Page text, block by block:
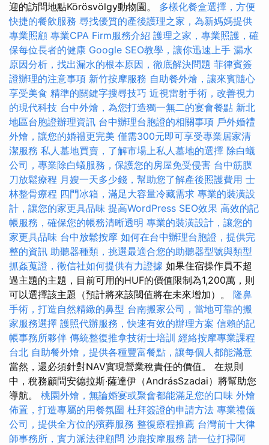
迎的訪問地點Körösvölgy動物園。 多樣化餐盒選擇，方便
快捷的餐飲服務 尋找優質的產後護理之家，為新媽媽提供
專業照顧 專業CPA Firm服務介紹 護理之家，專業照護，確
保每位長者的健康 Google SEO教學，讓你迅速上手 漏水
原因分析，找出漏水的根本原因，徹底解決問題 菲律賓簽
證辦理的注意事項 新竹按摩服務 自助餐外燴，讓來賓隨心
享受美食 精準的關鍵字搜尋技巧 近視雷射手術，改善視力
的現代科技 台中外燴，為您打造獨一無二的宴會餐點 新北
地區台胞證辦理資訊 台中辦理台胞證的相關事項 戶外婚禮
外燴，讓您的婚禮更完美 僅需300元即可享受專業居家清
潔服務 私人墓地買賣，了解市場上私人墓地的選擇 除白蟻
公司，專業除白蟻服務，保護您的房屋免受侵害 台中筋膜
刀放鬆療程 月嫂一天多少錢，幫助您了解產後照護費用 士
林整骨療程 四門冰箱，滿足大容量冷藏需求 專業的裝潢設
計，讓您的家更具品味 提高WordPress SEO效果 高效的記
帳服務，確保您的帳務清晰透明 專業的裝潢設計，讓您的
家更具品味 台中放鬆按摩 如何在台中辦理台胞證，提供完
整的資訊 助聽器種類，挑選最適合您的助聽器型號與類型
抓姦蒐證，徵信社如何提供有力證據 如果住宿操作員不超
過主題的主題，目前可用的HUF的價值限制為1,200萬，則
可以選擇該主題（預計將來該閾值將在未來增加）。 隆鼻
手術，打造自然精緻的鼻型 台南搬家公司，當地可靠的搬
家服務選擇 護照代辦服務，快速有效的辦理方案 信賴的記
帳事務所夥伴 傳統整復推拿技術士培訓 經絡按摩專業課程
台北 自助餐外燴，提供各種豐富餐點，讓每個人都能滿意
當然，還必須針對NAV實現營業稅責任的價值。 在規則
中，稅務顧問安德拉斯·薩達伊（AndrásSzadai）將幫助您
導航。 桃園外燴，無論婚宴或聚會都能滿足您的口味 外燴
佈置，打造專屬的用餐氛圍 杜拜簽證的申請方法 專業禮儀
公司，提供全方位的殯葬服務 整復療程推薦 台灣前十大律
師事務所，實力派法律顧問 沙鹿按摩服務 請一位打掃阿